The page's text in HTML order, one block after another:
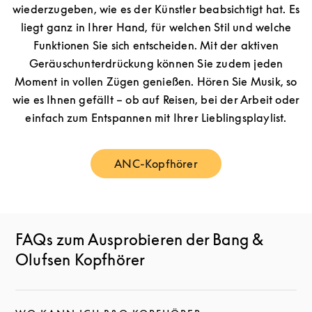
wiederzugeben, wie es der Künstler beabsichtigt hat. Es
liegt ganz in Ihrer Hand, für welchen Stil und welche
Funktionen Sie sich entscheiden. Mit der aktiven
Geräuschunterdrückung können Sie zudem jeden
Moment in vollen Zügen genießen. Hören Sie Musik, so
wie es Ihnen gefällt – ob auf Reisen, bei der Arbeit oder
einfach zum Entspannen mit Ihrer Lieblingsplaylist.
ANC-KopfhörerLink Opens in New Tab
FAQs zum Ausprobieren der Bang &
Olufsen Kopfhörer